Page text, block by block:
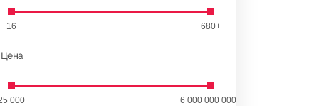
16 680+
Цена
000 6 000 000 000+